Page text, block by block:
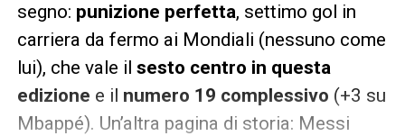
segno: punizione perfetta, settimo gol in
carriera da fermo ai Mondiali (nessuno come
lui), che vale il sesto centro in questa
edizione e il numero 19 complessivo (+3 su
Mbappé). Un’altra pagina di storia: Messi